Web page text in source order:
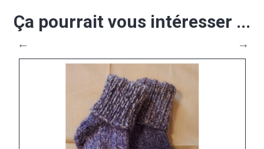
Ça pourrait vous intéresser ...